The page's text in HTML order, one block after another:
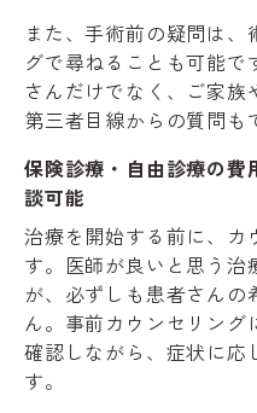
また、手術前の疑問は
グで尋ねることも可能
さんだけでなく、ご家族
第三者目線からの質問も
保険診療・自由診療の費
談可能
治療を開始する前に、カ
す。医師が良いと思う
が、必ずしも患者さん
ん。事前カウンセリング
確認しながら、症状に応
す。